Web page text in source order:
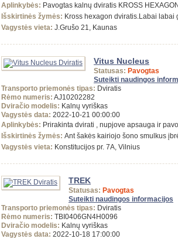
Aplinkybės: Pavogtas kalnų dviratis KROSS
Išskirtinės žymės: Kross hexagon dviratis.Labai
Vagystės vieta: J.Grušo 21, Kaunas
Vitus Nucleus
Statusas: Pavogtas
Suteikti naudingos
Transporto priemonės tipas: Dviratis
Rėmo numeris: AJ10202282
Dviračio modelis: Kalnų vyriškas
Vagystės data: 2022-10-21 00:00:00
Aplinkybės: Prirakinta dvirati , nupjove apsauga ir
Išskirtinės žymės: Ant šakės kairiojo šono smulkus
Vagystės vieta: Konstitucijos pr. 7A, Vilnius
TREK
Statusas: Pavogtas
Suteikti naudingos informacijos
Transporto priemonės tipas: Dviratis
Rėmo numeris: TBI0406GN4H0096
Dviračio modelis: Kalnų vyriškas
Vagystės data: 2022-10-18 17:00:00